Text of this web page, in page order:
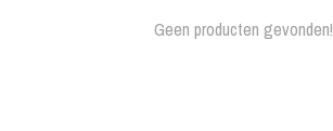
Geen producten gevonden!